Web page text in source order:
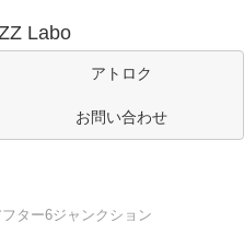
Labo
アトロク
お問い合わせ
フター6ジャンクション